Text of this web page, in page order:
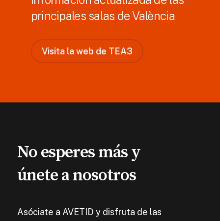
principales salas de València
Visita la web de T EA3
Noesperesmás y
úneteanosotros
Asóciate a AVETID y disfruta de las